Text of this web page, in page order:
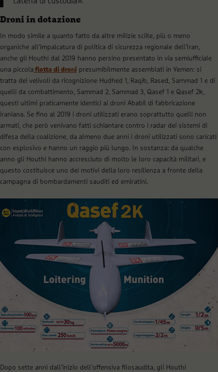
Droni in dotazione
In modo simile a quanto fatto da altre milizie sciite, più o meno
organiche all’impalcatura di politica di sicurezza regionale dell’Iran,
anche gli Houthi dal 2019 hanno persino presentato in via semiufficiale
una piccola flotta di droni presumibilmente assemblati in Yemen: si
tratta dei velivoli da ricognizione Hudhed 1, Raqib, Rased, Sammad 1 e di
quelli da combattimento, Sammad 2, Sammad 3, Qasef 1 e Qasef 2k,
questi ultimi praticamente identici ai droni Ababil di fabbricazione
iraniana. Se fino al 2019 i droni utilizzati erano soprattutto quelli non
armati, che però venivano fatti schiantare contro i radar dei sistemi di
difesa della coalizione, da almeno due anni i droni utilizzati sono caricati
con esplosivo e hanno un raggio più lungo. In sostanza: da qualche
anno gli Houthi hanno accresciuto di molto le loro capacità militari, e
questo costituisce uno dei motivi della loro resilienza a fronte della
campagna di bombardamenti sauditi ed emiratini.
Dopo sette anni dall’inizio dell’offensiva filosaudita, gli Houthi